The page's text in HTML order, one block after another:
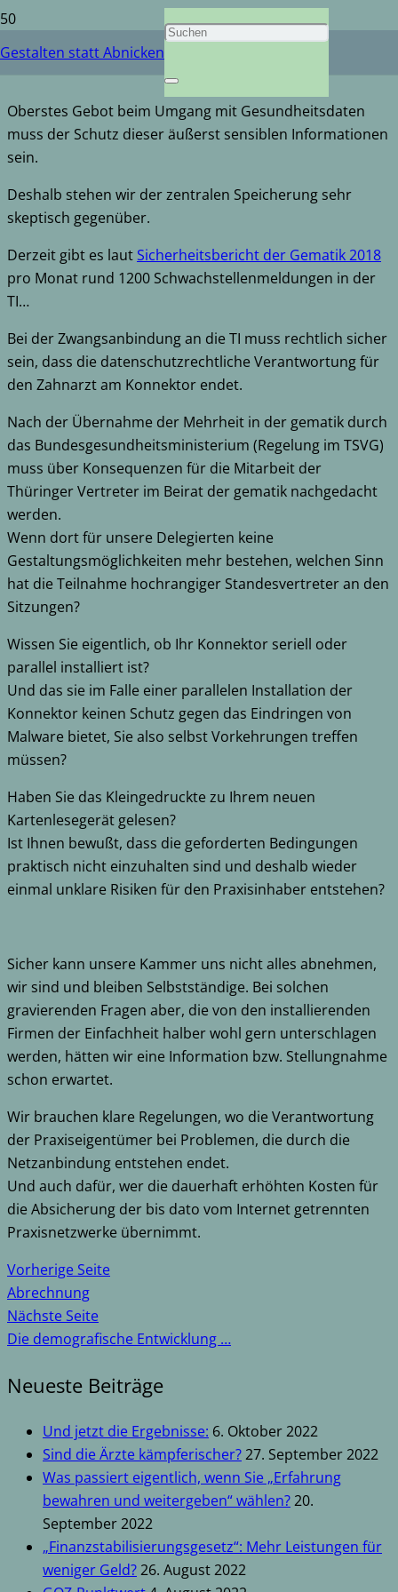
Gestalten statt Abnicken
Datenschutz
Oberstes Gebot beim Umgang mit Gesundheitsdaten
muss der Schutz dieser äußerst sensiblen Informationen
sein.
Deshalb stehen wir der zentralen Speicherung sehr
skeptisch gegenüber.
Derzeit gibt es laut Sicherheitsbericht der Gematik 2018
pro Monat rund 1200 Schwachstellenmeldungen in der
TI…
Bei der Zwangsanbindung an die TI muss rechtlich sicher
sein, dass die datenschutzrechtliche Verantwortung für
den Zahnarzt am Konnektor endet.
Nach der Übernahme der Mehrheit in der gematik durch
das Bundesgesundheitsministerium (Regelung im TSVG)
muss über Konsequenzen für die Mitarbeit der
Thüringer Vertreter im Beirat der gematik nachgedacht
werden.
Wenn dort für unsere Delegierten keine
Gestaltungsmöglichkeiten mehr bestehen, welchen Sinn
hat die Teilnahme hochrangiger Standesvertreter an den
Sitzungen?
Wissen Sie eigentlich, ob Ihr Konnektor seriell oder
parallel installiert ist?
Und das sie im Falle einer parallelen Installation der
Konnektor keinen Schutz gegen das Eindringen von
Malware bietet, Sie also selbst Vorkehrungen treffen
müssen?
Haben Sie das Kleingedruckte zu Ihrem neuen
Kartenlesegerät gelesen?
Ist Ihnen bewußt, dass die geforderten Bedingungen
praktisch nicht einzuhalten sind und deshalb wieder
einmal unklare Risiken für den Praxisinhaber entstehen?
Sicher kann unsere Kammer uns nicht alles abnehmen,
wir sind und bleiben Selbstständige. Bei solchen
gravierenden Fragen aber, die von den installierenden
Firmen der Einfachheit halber wohl gern unterschlagen
werden, hätten wir eine Information bzw. Stellungnahme
schon erwartet.
Wir brauchen klare Regelungen, wo die Verantwortung
der Praxiseigentümer bei Problemen, die durch die
Netzanbindung entstehen endet.
Und auch dafür, wer die dauerhaft erhöhten Kosten für
die Absicherung der bis dato vom Internet getrennten
Praxisnetzwerke übernimmt.
Vorherige Seite
Abrechnung
Nächste Seite
Die demografische Entwicklung …
Neueste Beiträge
Und jetzt die Ergebnisse: 6. Oktober 2022
Sind die Ärzte kämpferischer?27. September 2022
Was passiert eigentlich, wenn Sie „Erfahrung
bewahren und weitergeben“ wählen?20.
September 2022
„Finanzstabilisierungsgesetz“: Mehr Leistungen für
weniger Geld?26. August 2022